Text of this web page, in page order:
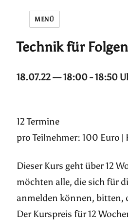
MENÜ
Technik für
18.07.22 — 18:00 - 18:50
12 Termine
pro Teilnehmer: 100 Euro |
Dieser Kurs geht über 12
möchten alle, die sich für
anmelden können, bitten,
Der Kurspreis für 12